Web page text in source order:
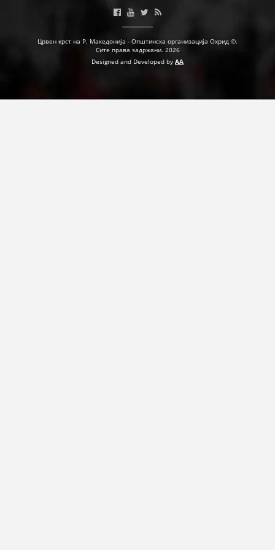
СТРАТЕГИИ
Црвен крст на Р. Македонија - Општинска организација Охрид ©.
Сите права задржани. 2026
Designed and Developed by AA